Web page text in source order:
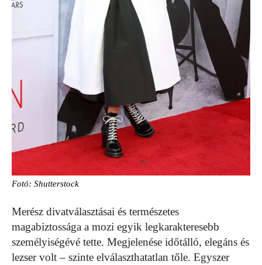
Fotó: Shutterstock
Merész divatválasztásai és természetes
magabiztossága a mozi egyik legkarakteresebb
személyiségévé tette. Megjelenése időtálló, elegáns és
lezser volt – szinte elválaszthatatlan tőle. Egyszer